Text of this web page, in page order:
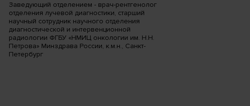
Заведующий отделением - врач-рентгенолог
отделения лучевой диагностики, старший
научный сотрудник научного отделения
диагностической и интервенционной
радиологии ФГБУ «НМИЦ онкологии им. Н.Н.
Петрова» Минздрава России, к.м.н., Санкт-
Петербург